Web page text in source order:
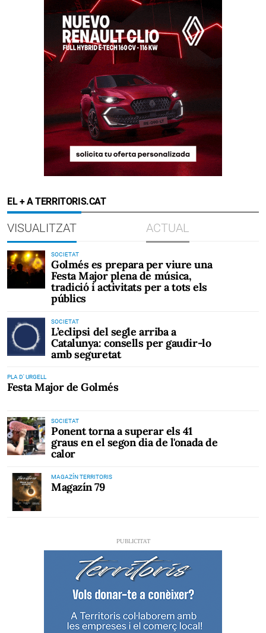
EL + A TERRITORIS.CAT
VISUALITZAT ACTUAL
SOCIETAT
Golmés es prepara per viure una
Festa Major plena de música,
tradició i activitats per a tots els
públics
SOCIETAT
L’eclipsi del segle arriba a
Catalunya: consells per gaudir-lo
amb seguretat
PLA D' URGELL
Festa Major de Golmés
SOCIETAT
Ponent torna a superar els 41
graus en el segon dia de l'onada de
calor
MAGAZÍN TERRITORIS
Magazín 79